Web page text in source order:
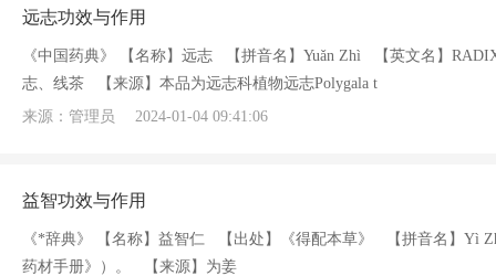
远志功效与作用
《中国药典》 【名称】远志 【拼音名】Yuǎn Zhì 【英文名】
志、线茶 【来源】本品为远志科植物远志Polygala t
来源：管理员
2024-01-04 09:41:06
益智功效与作用
《*辞典》 【名称】益智仁 【出处】《得配本草》 【拼音名】Yì
药材手册》）。 【来源】为姜